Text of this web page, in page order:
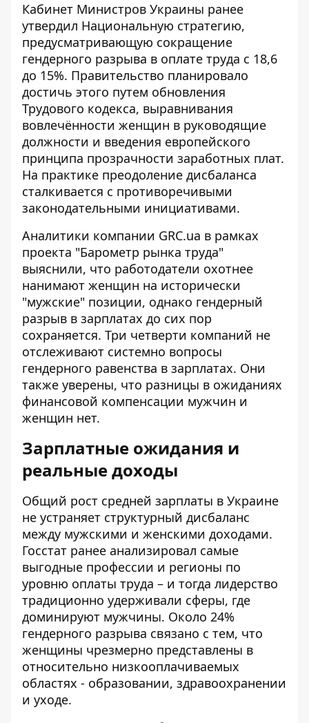
Кабинет Министров Украины ранее
утвердил Национальную стратегию,
предусматривающую сокращение
гендерного разрыва в оплате труда с 18,6
до 15%. Правительство планировало
достичь этого путем обновления
Трудового кодекса, выравнивания
вовлечённости женщин в руководящие
должности и введения европейского
принципа прозрачности заработных плат.
На практике преодоление дисбаланса
сталкивается с противоречивыми
законодательными инициативами.
Аналитики компании GRC.ua в рамках
проекта "Барометр рынка труда"
выяснили, что работодатели охотнее
нанимают женщин на исторически
"мужские" позиции, однако гендерный
разрыв в зарплатах до сих пор
сохраняется. Три четверти компаний не
отслеживают системно вопросы
гендерного равенства в зарплатах. Они
также уверены, что разницы в ожиданиях
финансовой компенсации мужчин и
женщин нет.
Зарплатные ожидания и
реальные доходы
Общий рост средней зарплаты в Украине
не устраняет структурный дисбаланс
между мужскими и женскими доходами.
Госстат ранее анализировал самые
выгодные профессии и регионы по
уровню оплаты труда – и тогда лидерство
традиционно удерживали сферы, где
доминируют мужчины. Около 24%
гендерного разрыва связано с тем, что
женщины чрезмерно представлены в
относительно низкооплачиваемых
областях - образовании, здравоохранении
и уходе.